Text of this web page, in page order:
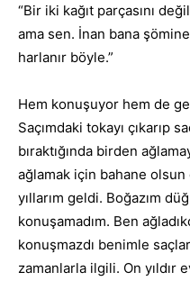
“Bir iki kağıt parçasını
ama sen. İnan bana
harlanır böyle.”
Hem konuşuyor hem de
Saçımdaki tokayı çıkarıp
bıraktığında birden
ağlamak için bahane olsun
yıllarım geldi. Boğazım
konuşamadım. Ben
konuşmazdı benimle
zamanlarla ilgili. On yıldır